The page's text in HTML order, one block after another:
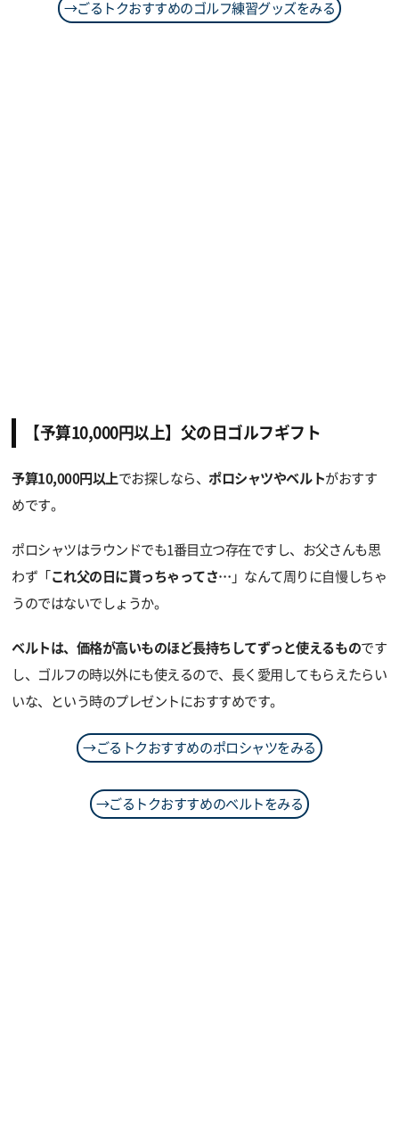
→ごるトクおすすめのゴルフ練習グッズをみる
【予算10,000円以上】父の日ゴルフギフト
予算10,000円以上でお探しなら、 ポロシャツやベルトがおすす
めです。
ポロシャツはラウンドでも1番目立つ存在ですし、お父さんも思
わず「 これ父の日に貰っちゃってさ… 」なんて周りに自慢しちゃ
うのではないでしょうか。
ベルトは、価格が高いものほど長持ちしてずっと使えるものです
し、ゴルフの時以外にも使えるので、長く愛用してもらえたらい
いな、という時のプレゼントにおすすめです。
→ごるトクおすすめのポロシャツをみる
→ごるトクおすすめのベルトをみる